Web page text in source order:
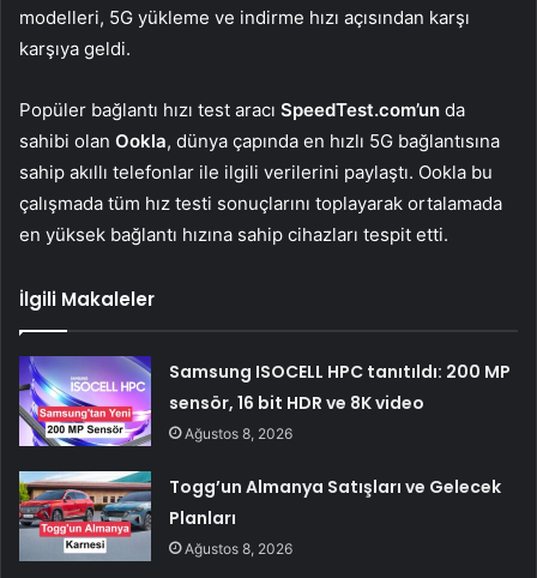
modelleri, 5G yükleme ve indirme hızı açısından karşı
karşıya geldi.
Popüler bağlantı hızı test aracı SpeedTest.com’un da
sahibi olan Ookla, dünya çapında en hızlı 5G bağlantısına
sahip akıllı telefonlar ile ilgili verilerini paylaştı. Ookla bu
çalışmada tüm hız testi sonuçlarını toplayarak ortalamada
en yüksek bağlantı hızına sahip cihazları tespit etti.
İlgili Makaleler
Samsung ISOCELL HPC tanıtıldı: 200 MP
sensör, 16 bit HDR ve 8K video
Ağustos 8, 2026
Togg’un Almanya Satışları ve Gelecek
Planları
Ağustos 8, 2026